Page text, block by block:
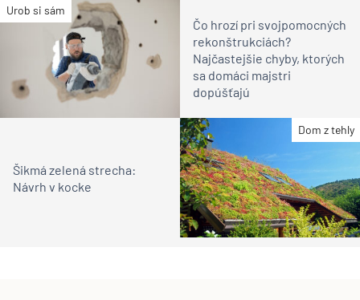
Urob si sám
Čo hrozí pri svojpomocných
rekonštrukciách?
Najčastejšie chyby, ktorých
sa domáci majstri
dopúšťajú
Dom z tehly
Šikmá zelená strecha:
Návrh v kocke